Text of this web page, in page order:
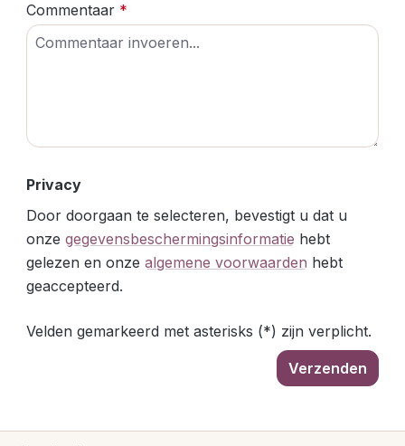
Commentaar *
Privacy
Door doorgaan te selecteren, bevestigt u dat u
onze gegevensbeschermingsinformatie hebt
gelezen en onze algemene voorwaarden hebt
geaccepteerd.
Velden gemarkeerd met asterisks (*) zijn verplicht.
Verzenden